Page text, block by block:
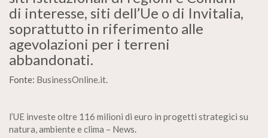
di interesse, siti dell’Ue o di Invitalia,
soprattutto in riferimento alle
agevolazioni per i terreni
abbandonati.
Fonte: BusinessOnline.it.
l’UE investe oltre 116 milioni di euro in progetti strategici su
natura, ambiente e clima – News.